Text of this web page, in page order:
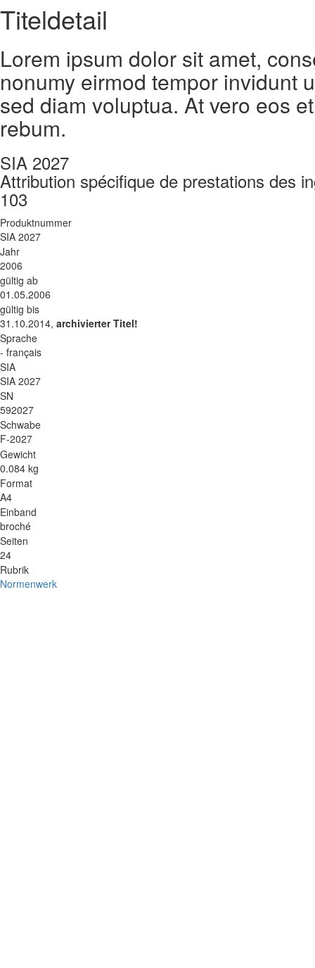
Titeldetail
Lorem ipsum dolor sit amet,
nonumy eirmod tempor invidunt
sed diam voluptua. At vero eos
rebum.
SIA 2027
Attribution spécifique de prestations des
103
Produktnummer
SIA 2027
Jahr
2006
gültig ab
01.05.2006
gültig bis
31.10.2014, archivierter Titel!
Sprache
- français
SIA
SIA 2027
SN
592027
Schwabe
F-2027
Gewicht
0.084 kg
Format
A4
Einband
broché
Seiten
24
Rubrik
Normenwerk